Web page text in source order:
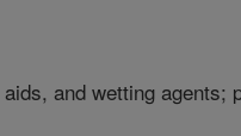
and wetting